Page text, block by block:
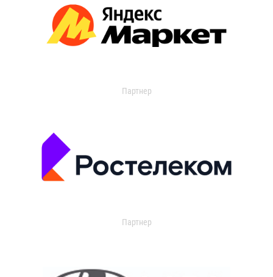
Партнер
Партнер